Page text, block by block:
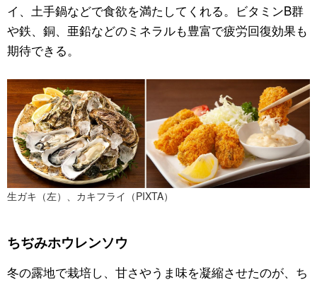
イ、土手鍋などで食欲を満たしてくれる。ビタミンB群
や鉄、銅、亜鉛などのミネラルも豊富で疲労回復効果も
期待できる。
生ガキ（左）、カキフライ（PIXTA）
ちぢみホウレンソウ
冬の露地で栽培し、甘さやうま味を凝縮させたのが、ち